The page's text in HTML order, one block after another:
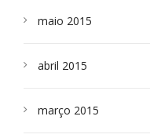
maio 2015
abril 2015
março 2015